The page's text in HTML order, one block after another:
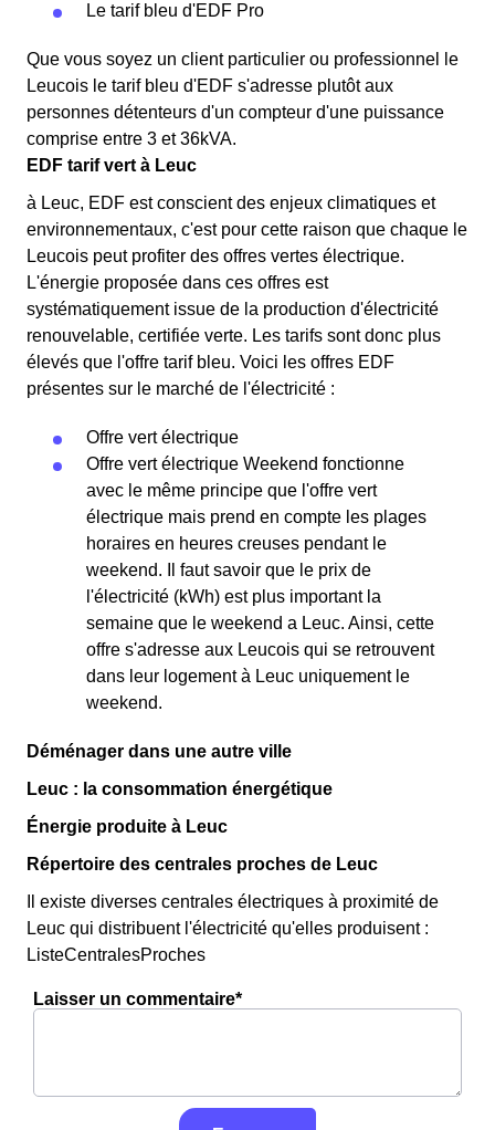
Le tarif bleu d'EDF Pro
Que vous soyez un client particulier ou professionnel le
Leucois le tarif bleu d'EDF s'adresse plutôt aux
personnes détenteurs d'un compteur d'une puissance
comprise entre 3 et 36kVA.
EDF tarif vert à Leuc
à Leuc, EDF est conscient des enjeux climatiques et
environnementaux, c'est pour cette raison que chaque le
Leucois peut profiter des offres vertes électrique.
L'énergie proposée dans ces offres est
systématiquement issue de la production d'électricité
renouvelable, certifiée verte. Les tarifs sont donc plus
élevés que l'offre tarif bleu. Voici les offres EDF
présentes sur le marché de l'électricité :
Offre vert électrique
Offre vert électrique Weekend fonctionne
avec le même principe que l'offre vert
électrique mais prend en compte les plages
horaires en heures creuses pendant le
weekend. Il faut savoir que le prix de
l'électricité (kWh) est plus important la
semaine que le weekend a Leuc. Ainsi, cette
offre s'adresse aux Leucois qui se retrouvent
dans leur logement à Leuc uniquement le
weekend.
Déménager dans une autre ville
Leuc : la consommation énergétique
Énergie produite à Leuc
Répertoire des centrales proches de Leuc
Il existe diverses centrales électriques à proximité de
Leuc qui distribuent l'électricité qu'elles produisent :
ListeCentralesProches
Laisser un commentaire*